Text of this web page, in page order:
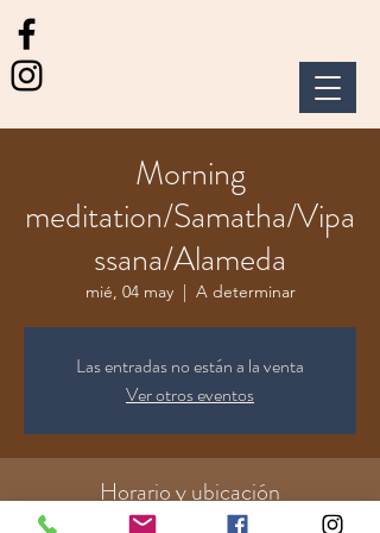
Morning
meditation/Samatha/Vipa
ssana/Alameda
mié, 04 may
  |
A determinar
Las entradas no están a la venta
Ver otros eventos
Horario y ubicación